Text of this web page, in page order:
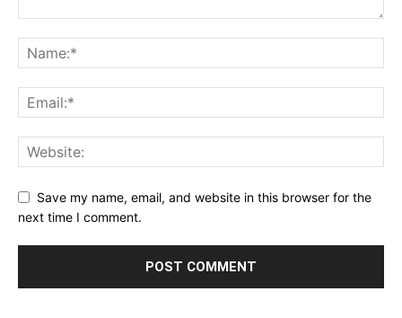
Save my name, email, and website in this browser for the
next time I comment.